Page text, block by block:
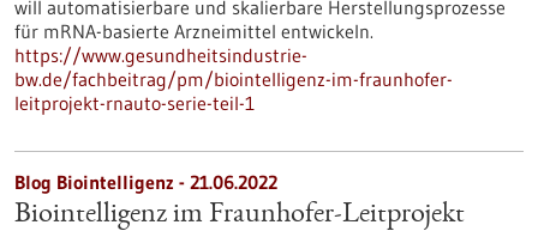
will automatisierbare und skalierbare Herstellungsprozesse
für mRNA-basierte Arzneimittel entwickeln.
https://www.gesundheitsindustrie-
bw.de/fachbeitrag/pm/biointelligenz-im-fraunhofer-
leitprojekt-rnauto-serie-teil-1
Blog Biointelligenz - 21.06.2022
Biointelligenz im Fraunhofer-Leitprojekt